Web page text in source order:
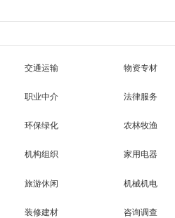
交通运输 物资专材
职业中介 法律服务
环保绿化 农林牧渔
机构组织 家用电器
旅游休闲 机械机电
装修建材 咨询调查